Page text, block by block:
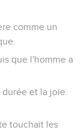
comme un
que l'homme a
durée et la joie
touchait les